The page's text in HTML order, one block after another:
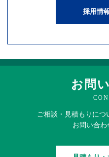
採用情
お問
ご相談・見積もりにつ
お問い合わ